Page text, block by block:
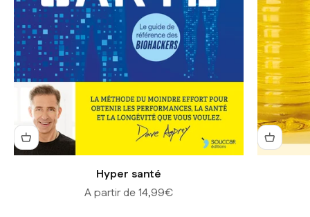
Hyper santé
Prix de vente
A partir de 14,99€